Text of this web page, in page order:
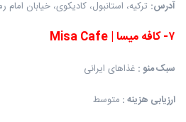
آدرس: ترکیه، استانبول، کادیکوی، خیابان
۷-کافه میسا|
سبک منو: غذاهای ایرانی
ارزیابی هزینه: متوسط